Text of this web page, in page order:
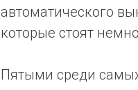
автоматического
которые стоят
Пятыми среди